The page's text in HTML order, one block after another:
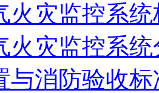
火灾监控系
火灾监控系
与消防验收标